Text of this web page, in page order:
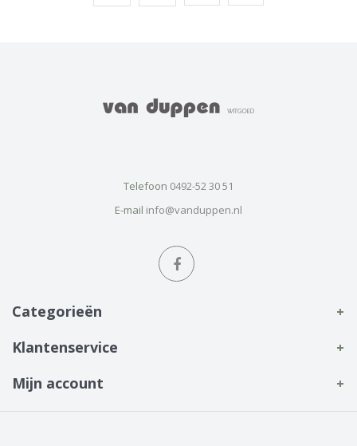
Telefoon 0492-52 30 51
E-mail info@vanduppen.nl
Categorieën
Klantenservice
Mijn account